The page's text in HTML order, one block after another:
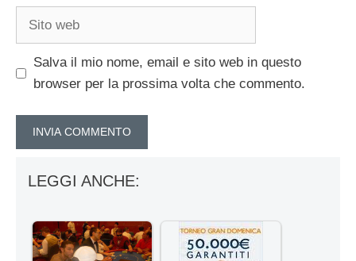
Sito
Salva il mio nome, email e sito web in questo
browser per la prossima volta che commento.
LEGGI ANCHE: